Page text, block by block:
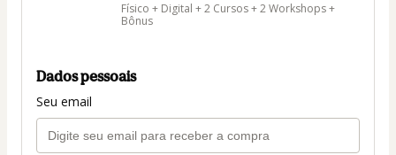
Físico + Digital + 2 Cursos + 2 Workshops +
Bônus
Dados pessoais
Seu email